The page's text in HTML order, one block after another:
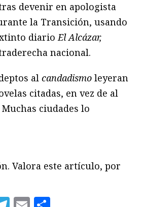
devenir en apologista
la Transición, usando
diarioEl Alcázar,
nacional.
al candadismo leyeran
citadas, en vez de al
ciudades lo
Valora este artículo, por